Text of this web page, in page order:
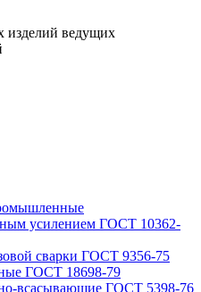
изделий ведущих
усилением ГОСТ 10362-
сварки ГОСТ 9356-75
ГОСТ 18698-79
всасывающие ГОСТ 5398-76